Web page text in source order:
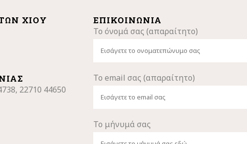
ΧΊΟΥ
22710 44650
ΕΠΙΚΟΙΝΩΝΊΑ
Το όνομά σας (απαραίτητο)
Το email σας (απαραίτητο)
Το μήνυμά σας